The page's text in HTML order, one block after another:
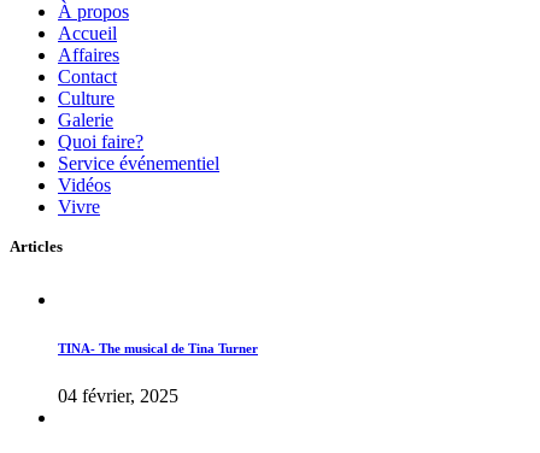
À propos
Accueil
Affaires
Contact
Culture
Galerie
Quoi faire?
Service événementiel
Vidéos
Vivre
Articles
TINA- The musical de Tina Turner
04 février, 2025